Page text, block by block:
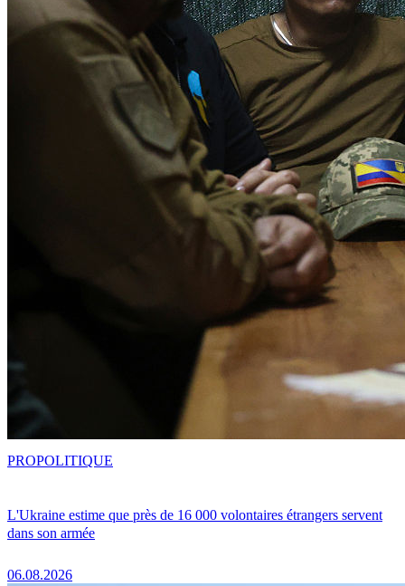
L'Ukraine estime que près de 16 000 volontaires étrangers servent
dans son armée
06.08.2026
PROPOLITIQUE